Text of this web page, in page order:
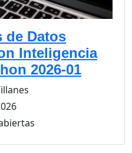
de Datos
Inteligencia
2026-01